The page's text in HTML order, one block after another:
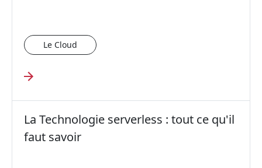
Le Cloud
La Technologie serverless : tout ce qu'il
faut savoir